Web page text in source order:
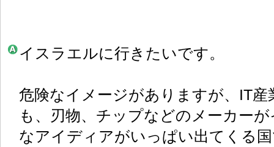
イスラエルに行きたいです。
危険なイメージがありますが、IT
も、刃物、チップなどのメーカー
なアイディアがいっぱい出てくる